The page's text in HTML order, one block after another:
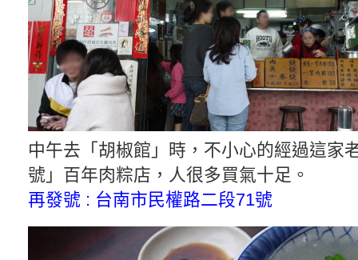
中午去「胡椒館」時，不小心的經過這家
號」百年肉粽店，人很多買氣十足。
再發號 : 台南市民權路二段71號